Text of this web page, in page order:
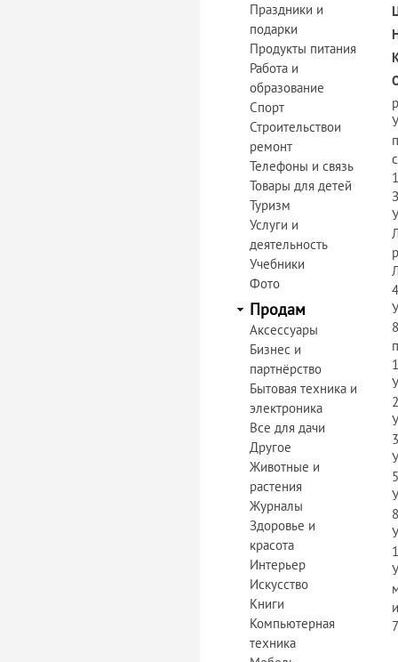
Праздники и
подарки
Продукты питания
Работа и
образование
Спорт
Строительствои
ремонт
Телефоны и связь
Товары для детей
Туризм
Услуги и
деятельность
Учебники
Фото
Продам
Аксессуары
Бизнес и
партнёрство
Бытовая техника и
электроника
Все для дачи
Другое
Животные и
растения
Журналы
Здоровье и
красота
Интерьер
Искусство
Книги
Компьютерная
техника